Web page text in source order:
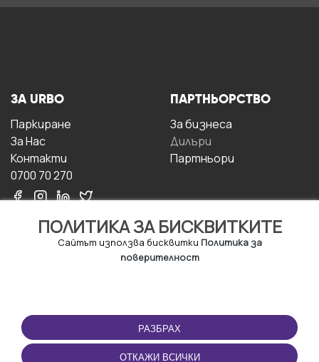
ПОЛИТИКА ЗА БИСКВИТКИТЕ
Сайтът използва бисквитки Политика за
поверителност
РАЗБРАХ
ОТКАЖИ ВСИЧКИ
ЗА URBO
Паркиране
За Hас
Контакти
0700 70 270
ПАРТНЬОРСТВО
За бизнесa
Дилъри
Партньори
ПОЛЗВАНЕ
Правила и условия за
ползване
ПРИЛОЖЕНИЕТО